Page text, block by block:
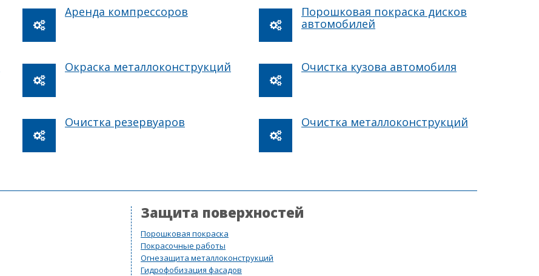
Аренда компрессоров
Порошковая покраска дисков
автомобилей
Окраска металлоконструкций Очистка кузова автомобиля
Очистка резервуаров Очистка металлоконструкций
Защита поверхностей
Порошковая покраска
Покрасочные работы
Огнезащита металлоконструкций
Гидрофобизация фасадов